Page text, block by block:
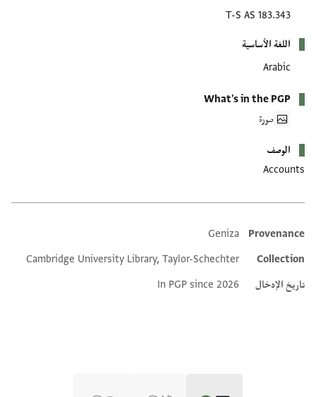
T-S AS 183.343
اللغة الأساسية
Arabic
What's in the PGP
صورة
الوصف
Accounts
Additional metadata
Provenance
Geniza
Collection
Cambridge University Library, Taylor-Schechter
تاريخ الإدخال
In PGP since 2026